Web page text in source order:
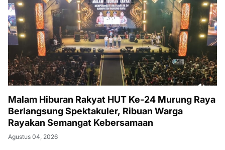
Malam Hiburan Rakyat HUT Ke-24 Murung Raya
Berlangsung Spektakuler, Ribuan Warga
Rayakan Semangat Kebersamaan
Agustus 04, 2026